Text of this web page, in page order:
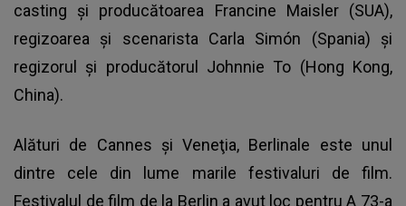
casting şi producătoarea Francine Maisler (SUA),
regizoarea şi scenarista Carla Simón (Spania) şi
regizorul şi producătorul Johnnie To (Hong Kong,
China).
Alături de Cannes şi Veneţia, Berlinale este unul
dintre cele din lume marile festivaluri de film.
Festivalul de film de la Berlin a avut loc pentru A 73-a